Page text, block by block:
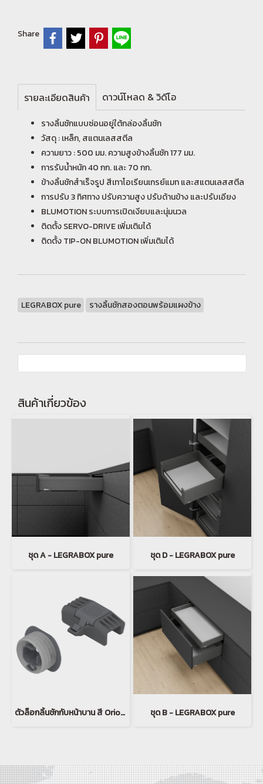
Share
รายละเอียดสินค้า ดาวน์โหลด & วิดีโอ
รางลิ้นชักแบบซ่อนอยู่ใต้กล่องลิ้นชัก
วัสดุ : เหล็ก, สแตนเลสสตีล
ความยาว : 500 มม. ความสูงข้างลิ้นชัก 177 มม.
การรับน้ำหนัก 40 กก. และ 70 กก.
ข้างลิ้นชักสำเร็จรูป สีเทาโอเรียนเกรย์แมท และสแตนเลสสตีล
การปรับ 3 ทิศทาง ปรับความสูง ปรับด้านข้าง และปรับเอียง
BLUMOTION ระบบการเปิดเงียบและนุ่มนวล
ติดตั้ง SERVO-DRIVE เพิ่มเติมได้
ติดตั้ง TIP-ON BLUMOTION เพิ่มเติมได้
LEGRABOX pure รางลิ้นชักสองตอนพร้อมแผงข้าง
สินค้าเกี่ยวข้อง
ชุด A - LEGRABOX pure ชุด D - LEGRABOX pure
ตัวล็อกลิ้นชักกับหน้าบาน สี Orion grey ชุด B - LEGRABOX pure